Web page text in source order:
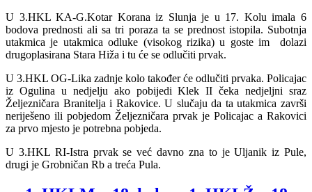
U 3.HKL KA-G.Kotar Korana iz Slunja je u 17. Kolu imala 6
bodova prednosti ali sa tri poraza ta se prednost istopila. Subotnja
utakmica je utakmica odluke (visokog rizika) u goste im dolazi
drugoplasirana Stara Hiža i tu će se odlučiti prvak.
U 3.HKL OG-Lika zadnje kolo također će odlučiti prvaka. Policajac
iz Ogulina u nedjelju ako pobijedi Klek II čeka nedjeljni sraz
Željezničara Branitelja i Rakovice. U slučaju da ta utakmica završi
neriješeno ili pobjedom Željezničara prvak je Policajac a Rakovici
za prvo mjesto je potrebna pobjeda.
U 3.HKL RI-Istra prvak se već davno zna to je Uljanik iz Pule,
drugi je Grobničan Rb a treća Pula.